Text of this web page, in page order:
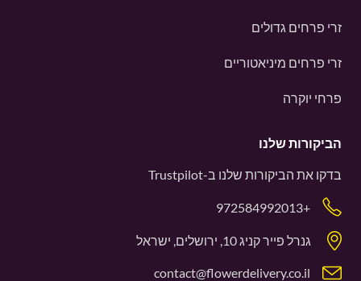
זרי פרחים גדולים
זרי פרחים מיניאטוריים
פרחי יוקרה
הביקורות שלנו
בדקו את הביקורות שלנו ב-Trustpilot
+972584992013
גנרל פייר קניג 10, ירושלים, ישראל
contact@flowerdelivery.co.il